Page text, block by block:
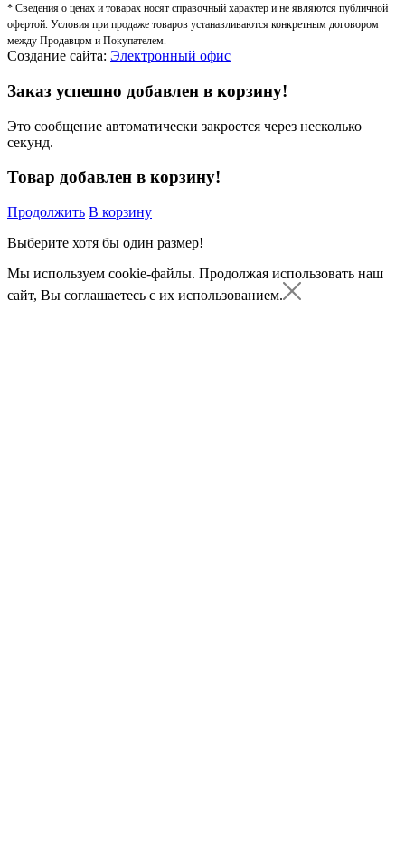
* Сведения о ценах и товарах носят справочный характер и не являются публичной
офертой. Условия при продаже товаров устанавливаются конкретным договором
между Продавцом и Покупателем.
Создание сайта: Электронный офис
Заказ успешно добавлен в корзину!
Это сообщение автоматически закроется через несколько
секунд.
Товар добавлен в корзину!
Продолжить В корзину
Выберите хотя бы один размер!
Мы используем cookie-файлы. Продолжая использовать наш
сайт, Вы соглашаетесь с их использованием.